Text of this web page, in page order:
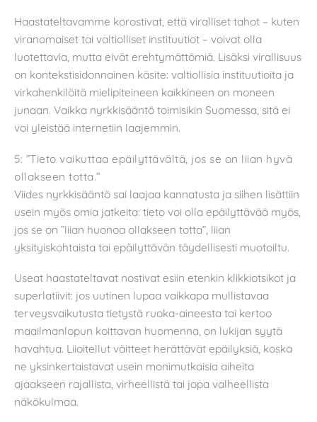
Haastateltavamme korostivat, että viralliset tahot – kuten
viranomaiset tai valtiolliset instituutiot – voivat olla
luotettavia, mutta eivät erehtymättömiä. Lisäksi virallisuus
on kontekstisidonnainen käsite: valtiollisia instituutioita ja
virkahenkilöitä mielipiteineen kaikkineen on moneen
junaan. Vaikka nyrkkisääntö toimisikin Suomessa, sitä ei
voi yleistää internetiin laajemmin.
5: ”Tieto vaikuttaa epäilyttävältä, jos se on liian hyvä
ollakseen totta.”
Viides nyrkkisääntö sai laajaa kannatusta ja siihen lisättiin
usein myös omia jatkeita: tieto voi olla epäilyttävää myös,
jos se on ”liian huonoa ollakseen totta”, liian
yksityiskohtaista tai epäilyttävän täydellisesti muotoiltu.
Useat haastateltavat nostivat esiin etenkin klikkiotsikot ja
superlatiivit: jos uutinen lupaa vaikkapa mullistavaa
terveysvaikutusta tietystä ruoka-aineesta tai kertoo
maailmanlopun koittavan huomenna, on lukijan syytä
havahtua. Liioitellut väitteet herättävät epäilyksiä, koska
ne yksinkertaistavat usein monimutkaisia aiheita
ajaakseen rajallista, virheellistä tai jopa valheellista
näkökulmaa.